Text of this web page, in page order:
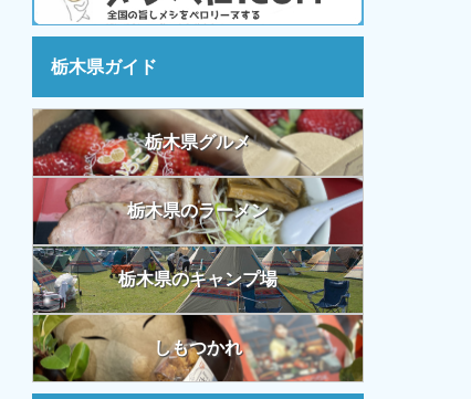
栃木県ガイド
栃木県グルメ
栃木県のラーメン
栃木県のキャンプ場
しもつかれ